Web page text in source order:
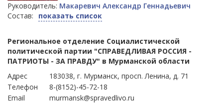
Руководитель: Макаревич Александр Геннадьевич
Состав:
показать список
Региональное отделение Социалистической
политической партии "СПРАВЕДЛИВАЯ РОССИЯ -
ПАТРИОТЫ - ЗА ПРАВДУ" в Мурманской области
Адрес
183038, г. Мурманск, просп. Ленина, д. 71
Телефон
8-(8152)-45-72-18
Email
murmansk@spravedlivo.ru